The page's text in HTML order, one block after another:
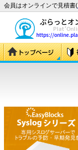
会員はオンラインで見積書(